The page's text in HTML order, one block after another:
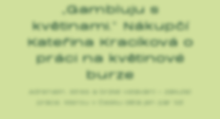
„Gambluju s
květinami.“ Nákupčí
Kateřina Kracíková o
práci na květinové
burze
Adrenalin, stres a brzké vstávání – zákulisí
práce, kterou v Česku dělá jen pár lidí